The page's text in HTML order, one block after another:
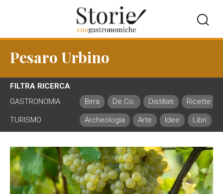
Pesaro Urbino
FILTRA RICERCA
GASTRONOMIA
Birra De.Co. Distillati Ricette
TURISMO Archeologia Arte Idee Libri